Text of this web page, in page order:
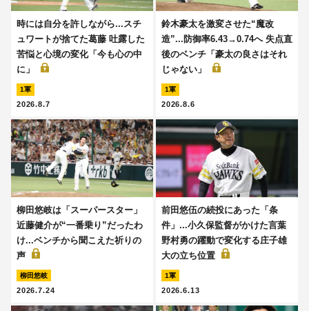
時には自分を許しながら...スチ
ュワートが捨てた葛藤 吐露した
苦悩と心境の変化「今も心の中
に」
1軍
2026.8.7
鈴木豪太を激変させた“魔改
造”...防御率6.43→0.74へ 失点直
後のベンチ「豪太の良さはそれ
じゃない」
1軍
2026.8.6
柳田悠岐は「スーパースター」
近藤健介が“一番乗り”だったわ
け...ベンチから聞こえた祈りの
声
柳田悠岐
2026.7.24
前田悠伍の続投にあった「条
件」...小久保監督がかけた言葉
野村勇の躍動で変化する庄子雄
大の立ち位置
1軍
2026.6.13